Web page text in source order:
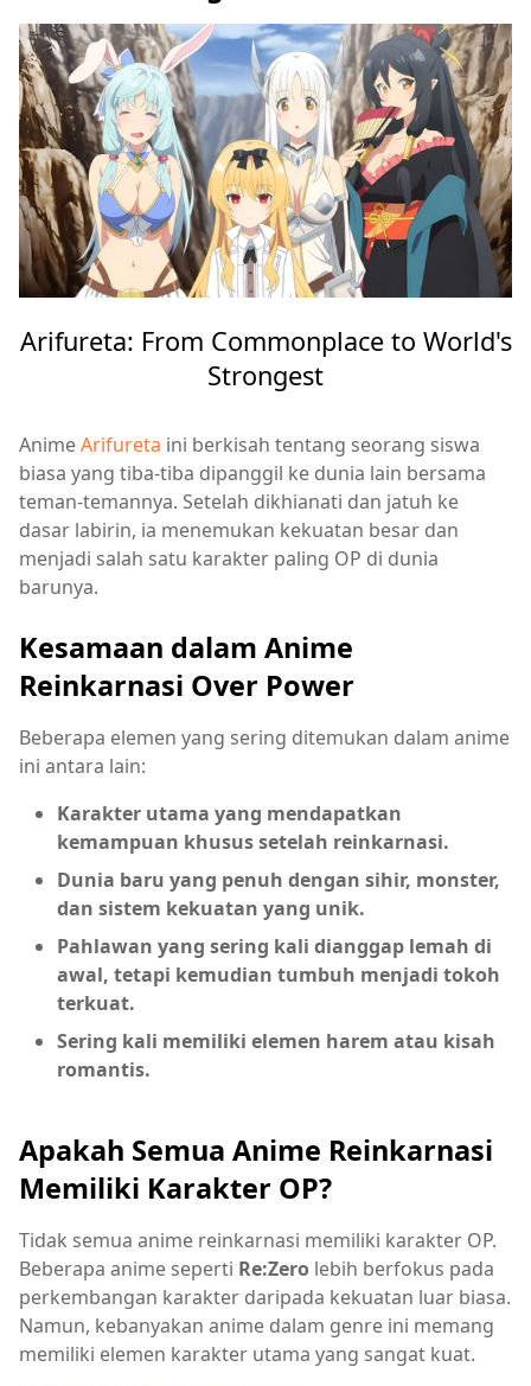
Arifureta: From Commonplace to World's
Strongest
AnimeArifureta ini berkisah tentang seorang siswa
biasa yang tiba-tiba dipanggil ke dunia lain bersama
teman-temannya. Setelah dikhianati dan jatuh ke
dasar labirin, ia menemukan kekuatan besar dan
menjadi salah satu karakter paling OP di dunia
barunya.
Kesamaan dalam Anime
Reinkarnasi Over Power
Beberapa elemen yang sering ditemukan dalam anime
ini antara lain:
Karakter utama yang mendapatkan
kemampuan khusus setelah reinkarnasi.
Dunia baru yang penuh dengan sihir, monster,
dan sistem kekuatan yang unik.
Pahlawan yang sering kali dianggap lemah di
awal, tetapi kemudian tumbuh menjadi tokoh
terkuat.
Sering kali memiliki elemen harem atau kisah
romantis.
Apakah Semua Anime Reinkarnasi
Memiliki Karakter OP?
Tidak semua anime reinkarnasi memiliki karakter OP.
Beberapa anime seperti Re:Zero lebih berfokus pada
perkembangan karakter daripada kekuatan luar biasa.
Namun, kebanyakan anime dalam genre ini memang
memiliki elemen karakter utama yang sangat kuat.